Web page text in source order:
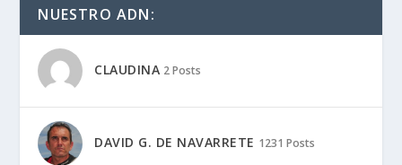
NUESTRO ADN:
CLAUDINA 2 Posts
DAVID G. DE NAVARRETE 1231 Posts